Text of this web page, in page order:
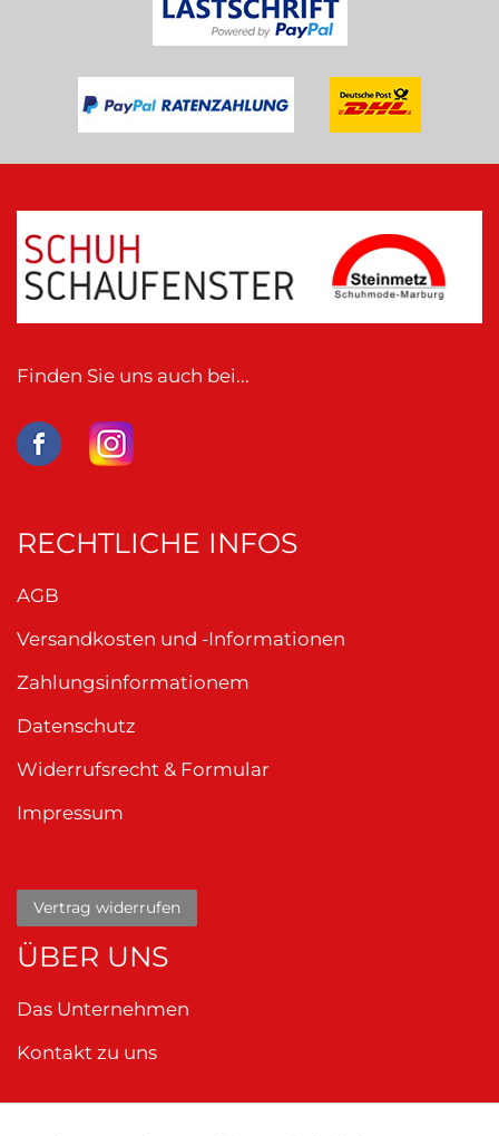
Finden Sie uns auch bei...
RECHTLICHE INFOS
AGB
Versandkosten und -Informationen
Zahlungsinformationem
Datenschutz
Widerrufsrecht & Formular
Impressum
Vertrag widerrufen
ÜBER UNS
Das Unternehmen
Kontakt zu uns